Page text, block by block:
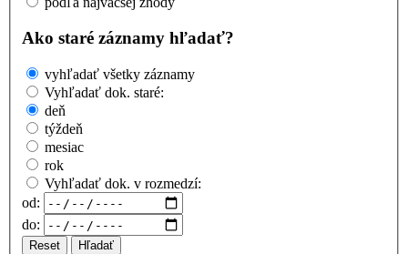
Ako staré záznamy hľadať?
vyhľadať všetky záznamy
Vyhľadať dok. staré:
deň
týždeň
mesiac
rok
Vyhľadať dok. v rozmedzí:
od:
do:
Reset Hľadať